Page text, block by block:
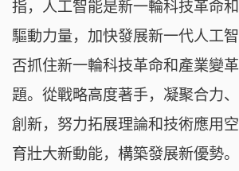
指，人工智能是新一輪科技革命
驅動力量，加快發展新一代人工
否抓住新一輪科技革命和產業變
題。從戰略高度著手，凝聚合力
創新，努力拓展理論和技術應用
育壯大新動能，構築發展新優勢